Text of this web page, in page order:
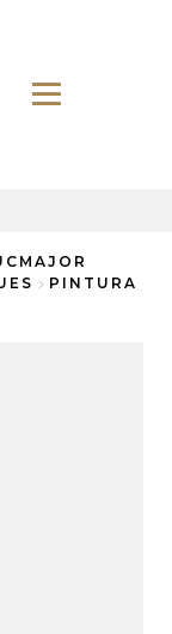
PINTURA